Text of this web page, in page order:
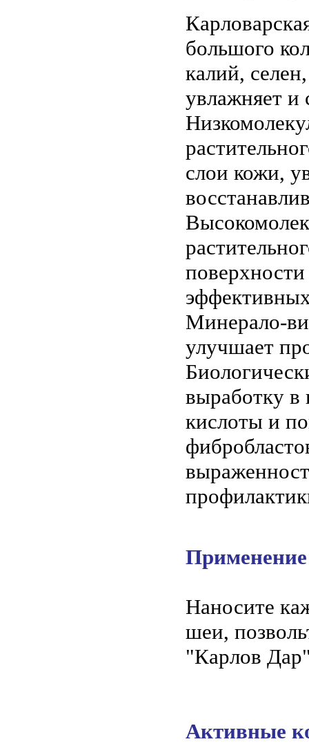
большого
калий,
увлажняет и
слои кожи,
Минерало-
улучшает
выработку в
кислоты и
Применение
Наносите
шеи,
"Карлов
Активные